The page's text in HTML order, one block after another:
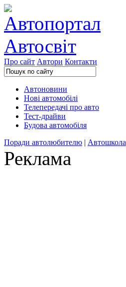
Про сайт Автори Контакти
Автоновини
Нові автомобілі
Телепередачі про авто
Тест-драйви
Будова автомобіля
Поради автолюбителю | Автошкола
Реклама